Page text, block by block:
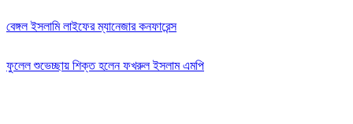
বেঙ্গল ইসলামি লাইফের ম্যানেজার কনফারেন্স
ফুলেল শুভেচ্ছায় শিক্ত হলেন ফখরুল ইসলাম এমপি